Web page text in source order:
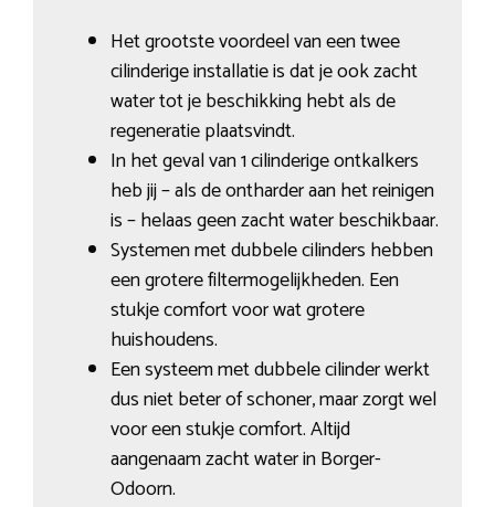
Het grootste voordeel van een twee
cilinderige installatie is dat je ook zacht
water tot je beschikking hebt als de
regeneratie plaatsvindt.
In het geval van 1 cilinderige ontkalkers
heb jij – als de ontharder aan het reinigen
is – helaas geen zacht water beschikbaar.
Systemen met dubbele cilinders hebben
een grotere filtermogelijkheden. Een
stukje comfort voor wat grotere
huishoudens.
Een systeem met dubbele cilinder werkt
dus niet beter of schoner, maar zorgt wel
voor een stukje comfort. Altijd
aangenaam zacht water in Borger-
Odoorn.